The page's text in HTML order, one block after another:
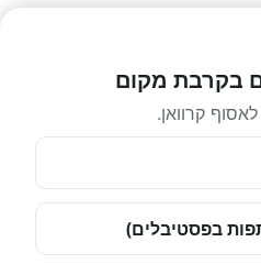
בקרבת מקום
קרוואן.
בפסטיבלים)